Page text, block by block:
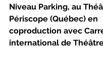
Niveau Parking, au
Périscope (Québec) en
coproduction avec
international de